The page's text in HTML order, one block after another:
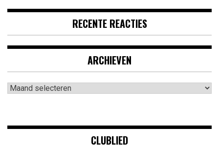
RECENTE REACTIES
ARCHIEVEN
Archieven
CLUBLIED